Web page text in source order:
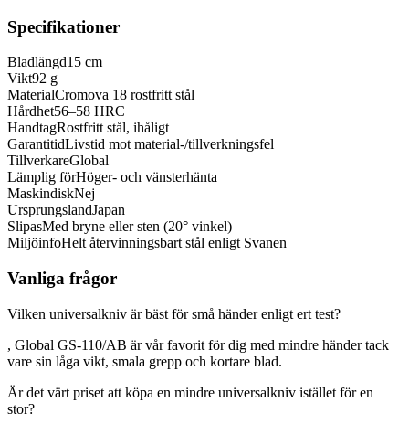
Specifikationer
Bladlängd15 cm
Vikt92 g
MaterialCromova 18 rostfritt stål
Hårdhet56–58 HRC
HandtagRostfritt stål, ihåligt
GarantitidLivstid mot material-/tillverkningsfel
TillverkareGlobal
Lämplig förHöger- och vänsterhänta
MaskindiskNej
UrsprungslandJapan
SlipasMed bryne eller sten (20° vinkel)
MiljöinfoHelt återvinningsbart stål enligt Svanen
Vanliga frågor
Vilken universalkniv är bäst för små händer enligt ert test?
, Global GS-110/AB är vår favorit för dig med mindre händer tack
vare sin låga vikt, smala grepp och kortare blad.
Är det värt priset att köpa en mindre universalkniv istället för en
stor?